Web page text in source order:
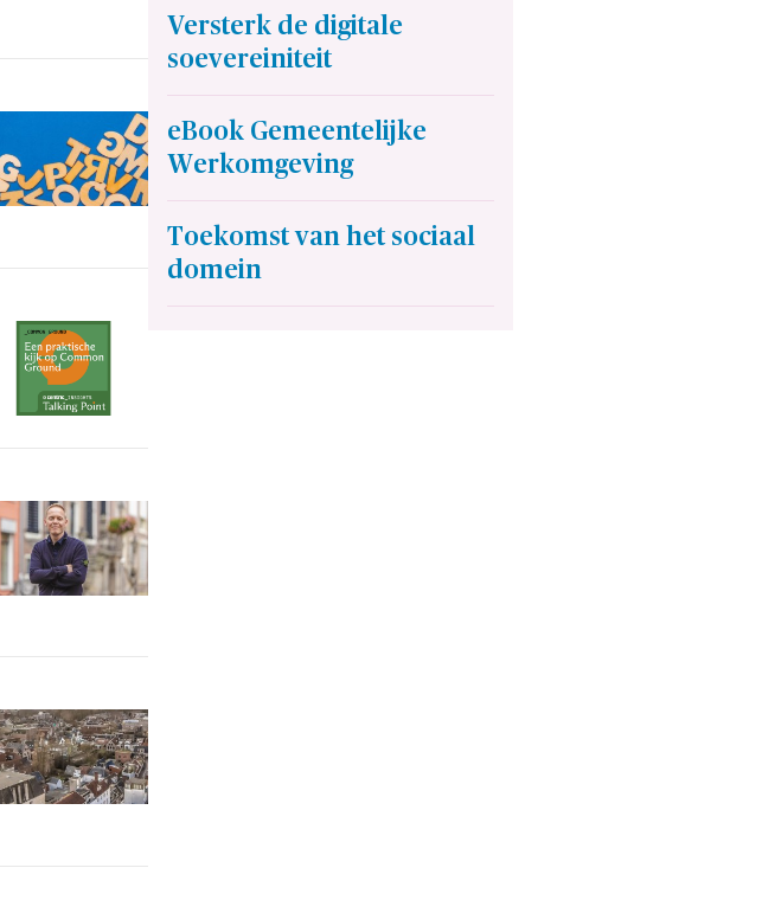
Versterk de digitale
soevereiniteit
eBook Gemeentelijke
Werkomgeving
Toekomst van het sociaal
domein